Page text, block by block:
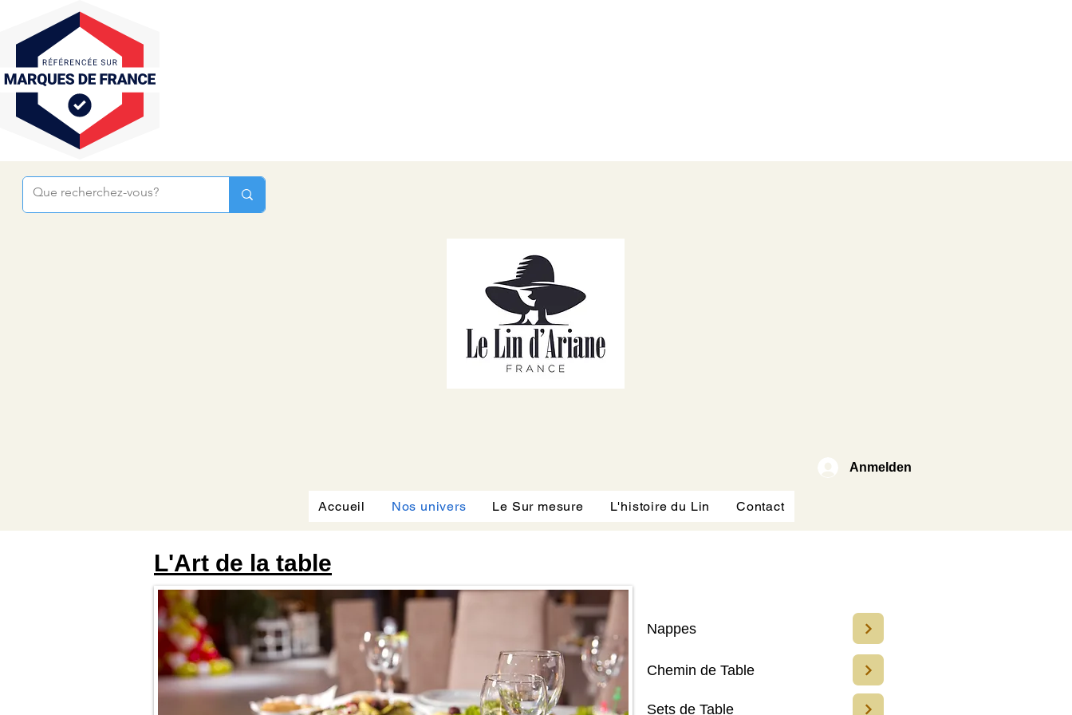
Anmelden
Accueil Nos univers Le Sur mesure L'histoire du Lin Contact
L'Art de la table
Nappes
Chemin de Table
Sets de Table